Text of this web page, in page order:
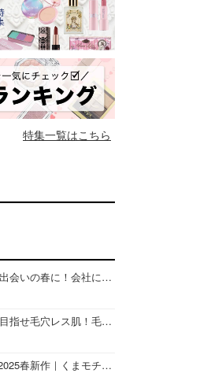
特集一覧はこちら
【2026最新版】出会いの春に！会社にもおすすめの好印象な香水14選♡ビジネスの場での香水マナーも
【2025最新版】目指せ毛穴レス肌！毛穴を埋めて隠す「おすすめ部分用下地＆プライマー」ランキング♡
キャシードール2025春新作｜くまモチーフのミニリップ「シャイニーベア リップモイスト」をレビュー♡